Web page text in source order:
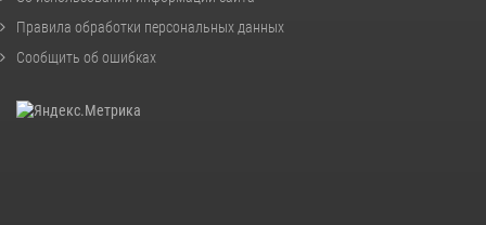
Правила обработки персональных данных
Сообщить об ошибках